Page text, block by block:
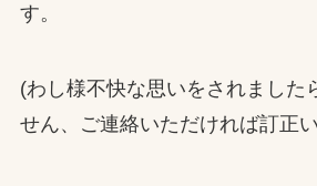
す。
(わし様不快な思いをされました
せん、ご連絡いただければ訂正い